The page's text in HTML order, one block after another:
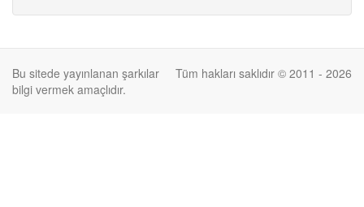
Tüm hakları saklıdır © 2011 - 2026
Bu sitede yayınlanan şarkılar
bilgi vermek amaçlıdır.